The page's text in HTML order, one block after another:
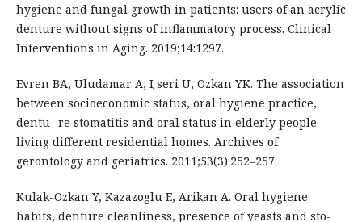
hygiene and fungal growth in patients: users of an acrylic
denture without signs of inflammatory process. Clinical
Interventions in Aging. 2019;14:1297.
Evren BA, Uludamar A, I ̧seri U, Ozkan YK. The association
between socioeconomic status, oral hygiene practice,
dentu- re stomatitis and oral status in elderly people
living different residential homes. Archives of
gerontology and geriatrics. 2011;53(3):252–257.
Kulak-Ozkan Y, Kazazoglu E, Arikan A. Oral hygiene
habits, denture cleanliness, presence of yeasts and sto-